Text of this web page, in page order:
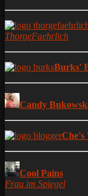
ThorgeFaehrlich
Burks'
Candy
Che's
Cool Pains
Frau im Spiegel